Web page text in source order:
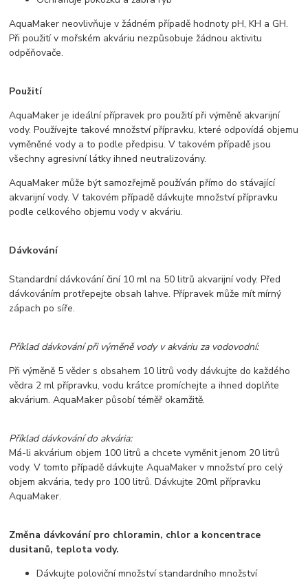
AquaMaker neovlivňuje v žádném případě hodnoty pH, KH a GH.
Při použití v mořském akváriu nezpůsobuje žádnou aktivitu
odpěňovače.
Použití
AquaMaker je ideální přípravek pro použití při výměně akvarijní
vody. Používejte takové množství přípravku, které odpovídá objemu
vyměněné vody a to podle předpisu. V takovém případě jsou
všechny agresivní látky ihned neutralizovány.
AquaMaker může být samozřejmě používán přímo do stávající
akvarijní vody. V takovém případě dávkujte množství přípravku
podle celkového objemu vody v akváriu.
Dávkování
Standardní dávkování činí 10 ml na 50 litrů akvarijní vody. Před
dávkováním protřepejte obsah lahve. Přípravek může mít mírný
zápach po síře.
Příklad dávkování při výměně vody v akváriu za vodovodní:
Při výměně 5 věder s obsahem 10 litrů vody dávkujte do každého
vědra 2 ml přípravku, vodu krátce promíchejte a ihned doplňte
akvárium. AquaMaker působí téměř okamžitě.
Příklad dávkování do akvária:
Má-li akvárium objem 100 litrů a chcete vyměnit jenom 20 litrů
vody. V tomto případě dávkujte AquaMaker v množství pro celý
objem akvária, tedy pro 100 litrů. Dávkujte 20ml přípravku
AquaMaker.
Změna dávkování pro chloramin, chlor a koncentrace
dusitanů, teplota vody.
Dávkujte poloviční množství standardního množství